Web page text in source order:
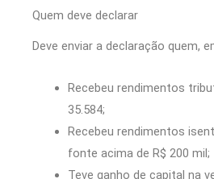
Quem deve declarar
Deve enviar a declaração quem,
Recebeu rendimentos
35.584;
Recebeu rendimentos
fonte acima de R$ 200 mil;
Teve ganho de capital na